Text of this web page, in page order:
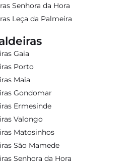
Senhora da Hora
Leça da Palmeira
Gaia
Porto
Maia
Gondomar
Ermesinde
Valongo
Matosinhos
São Mamede
Senhora da Hora